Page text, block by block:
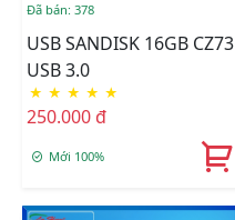
Đã bán: 378
USB SANDISK 16GB CZ73
USB 3.0
★ ★ ★ ★ ★
250.000 đ
Mới 100%